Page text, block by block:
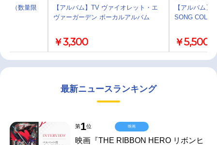
17 （数量限
【アルバム】TV ヴァイオレット・エ
ヴァーガーデン ボーカルアルバム
￥3,300
【アルバム】
SONG
￥5,500
最新ニュースランキング
第1位
映画『THE RIBBON HERO リボンヒ
映画